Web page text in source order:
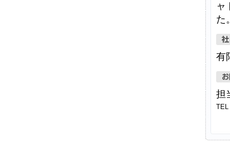
ャ
た
有
担
TEL